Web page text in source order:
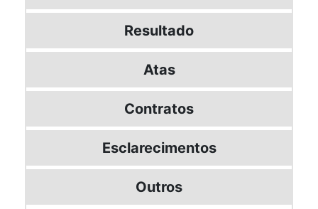
Resultado
Atas
Contratos
Esclarecimentos
Outros